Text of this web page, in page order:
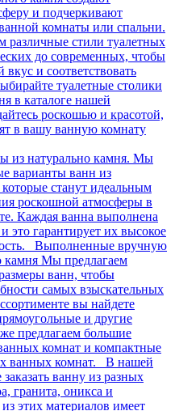
и подчеркивают
комнаты или спальни.
различные стили туалетных
до современных, чтобы
и соответствовать
туалетные столики
в каталоге нашей
роскошью и красотой,
в вашу ванную комнату
из натурально камня. Мы
варианты ванн из
станут идеальным
роскошной атмосферы в
Каждая ванна выполнена
это гарантирует их высокое
Выполненные вручную
камня Мы предлагаем
ванн, чтобы
самых взыскательных
вы найдете
и другие
предлагаем большие
комнат и компактные
ванных комнат. В нашей
ванну из разных
гранита, оникса и
этих материалов имеет